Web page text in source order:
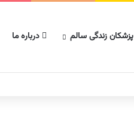
پزشکان زندگی سالم درباره ما